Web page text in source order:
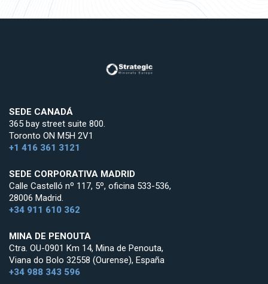
SEDE CANADÁ
365 bay street suite 800.
Toronto ON M5H 2V1
+1 416 361 3121
SEDE CORPORATIVA MADRID
Calle Castelló nº 117, 5º, oficina 533-536,
28006 Madrid.
+34 911 610 362
MINA DE PENOUTA
Ctra. OU-0901 Km 14, Mina de Penouta,
Viana do Bolo 32558 (Ourense), España
+34 988 343 596